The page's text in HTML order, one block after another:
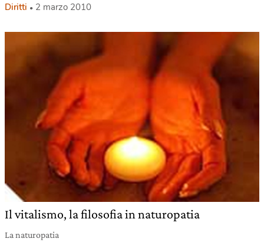
Diritti 2 marzo 2010
Il vitalismo, la filosofia in naturopatia
La naturopatia